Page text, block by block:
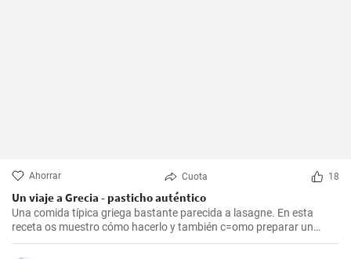
Ahorrar Cuota 18
Un viaje a Grecia - pasticho auténtico
Una comida típica griega bastante parecida a lasagne. En esta
receta os muestro cómo hacerlo y también c=omo preparar un
bechamel auténtico.